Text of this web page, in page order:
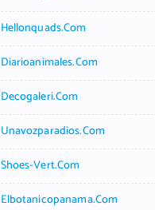
Hellonquads.com
Diarioanimales.com
Decogaleri.com
Unavozparadios.com
Shoes-Vert.com
Elbotanicopanama.com